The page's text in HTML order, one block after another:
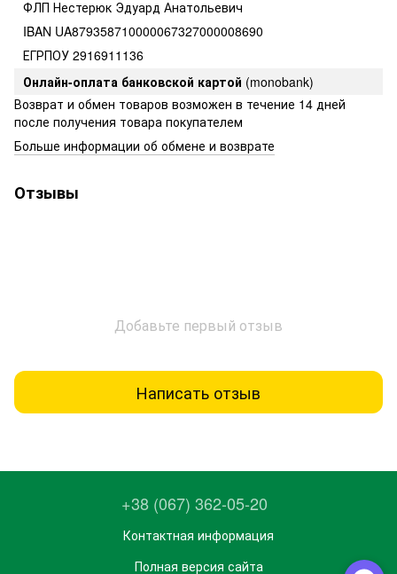
ФЛП Нестерюк Эдуард Анатольевич
IBAN UA879358710000067327000008690
ЕГРПОУ 2916911136
Онлайн-оплата банковской картой (monobank)
Возврат и обмен товаров возможен в течение 14 дней
после получения товара покупателем
Больше информации об обмене и возврате
Отзывы
Добавьте первый отзыв
Написать отзыв
+38 (067) 362-05-20
Контактная информация
Полная версия сайта